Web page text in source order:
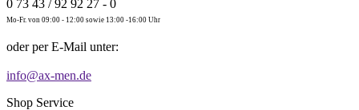
0 73 43 / 92 92 27 - 0
Mo-Fr. von 09:00 - 12:00 sowie 13:00 -16:00 Uhr
oder per E-Mail unter:
info@ax-men.de
Shop Service